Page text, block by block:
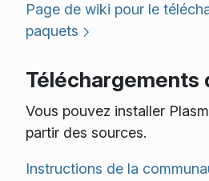
Page de wiki pour le
paquets
Téléchargements
Vous pouvez installer
partir des sources.
Instructions de la